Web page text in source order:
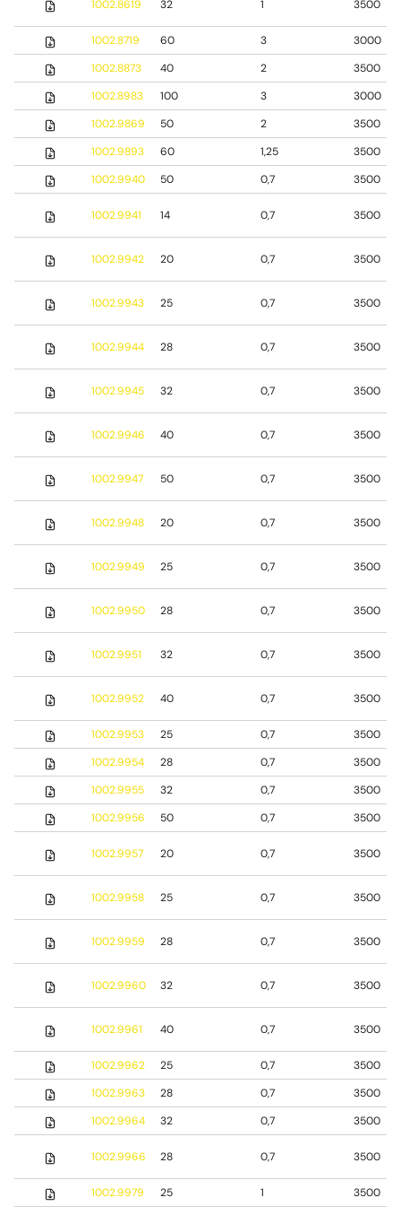
1002.8619 32 1 3500
1002.8719 60 3
3000
1002.8873
40 2
3500
1002.8983
100 3
3000
1002.9869
50 2
3500
1002.9893
60 1,25
3500
1002.9940
50 0,7 3500
1002.9941 14 0,7 3500
1002.9942 20 0,7 3500
1002.9943 25 0,7 3500
1002.9944 28 0,7 3500
1002.9945 32 0,7 3500
1002.9946 40 0,7 3500
1002.9947 50 0,7 3500
1002.9948 20 0,7 3500
1002.9949 25 0,7 3500
1002.9950 28 0,7 3500
1002.9951 32 0,7 3500
1002.9952 40 0,7 3500
1002.9953 25 0,7
3500
1002.9954
28 0,7
3500
1002.9955
32 0,7
3500
1002.9956
50 0,7 3500
1002.9957 20 0,7 3500
1002.9958 25 0,7 3500
1002.9959 28 0,7 3500
1002.9960 32 0,7 3500
1002.9961 40 0,7 3500
1002.9962 25 0,7
3500
1002.9963
28 0,7
3500
1002.9964
32 0,7 3500
1002.9966 28 0,7 3500
1002.9979 25 1
3500